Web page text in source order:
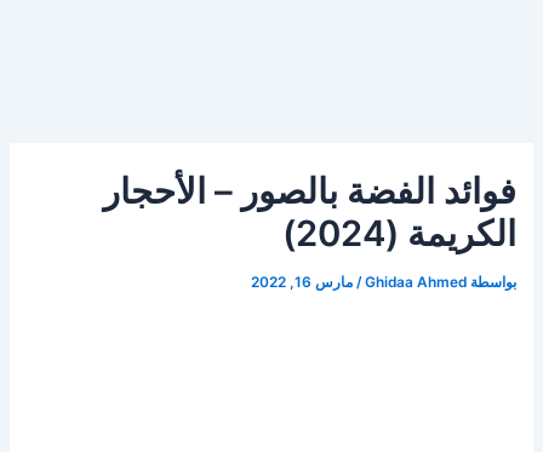
فوائد الفضة بالصور – الأحجار
الكريمة (2024)
بواسطة Ghidaa Ahmed
/مارس 16, 2022